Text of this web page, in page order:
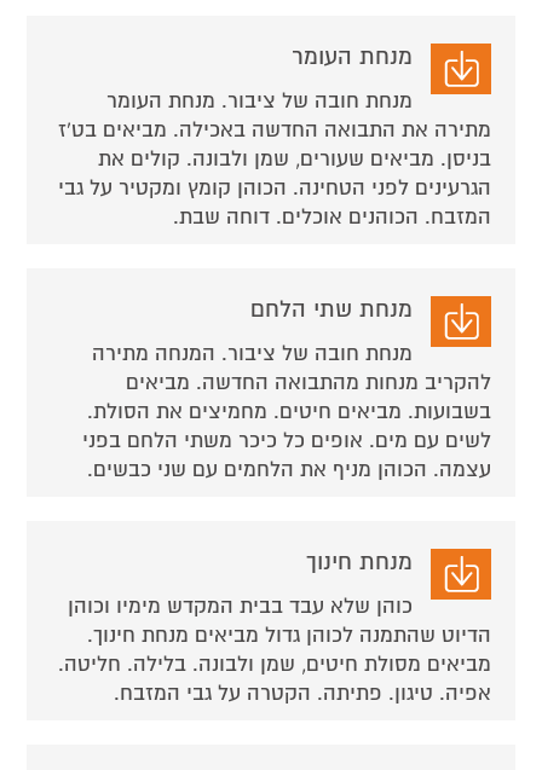
מנחת העומר
מנחת חובה של ציבור. מנחת העומר
מתירה את התבואה החדשה באכילה. מביאים בט'ז
בניסן. מביאים שעורים, שמן ולבונה. קולים את
הגרעינים לפני הטחינה. הכוהן קומץ ומקטיר על גבי
המזבח. הכוהנים אוכלים. דוחה שבת.
מנחת שתי הלחם
מנחת חובה של ציבור. המנחה מתירה
להקריב מנחות מהתבואה החדשה. מביאים
בשבועות. מביאים חיטים. מחמיצים את הסולת.
לשים עם מים. אופים כל כיכר משתי הלחם בפני
עצמה. הכוהן מניף את הלחמים עם שני כבשים.
מנחת חינוך
כוהן שלא עבד בבית המקדש מימיו וכוהן
הדיוט שהתמנה לכוהן גדול מביאים מנחת חינוך.
מביאים מסולת חיטים, שמן ולבונה. בלילה. חליטה.
אפיה. טיגון. פתיתה. הקטרה על גבי המזבח.